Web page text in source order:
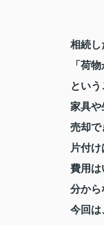
相続し
「荷
という
家具や
売却で
片付
費用は
分から
今回は